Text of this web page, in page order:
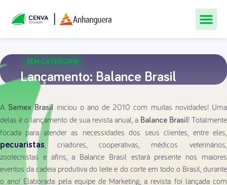
SEM CATEGORIA
Lançamento: Balance Brasil
ASemex Brasil iniciou o ano de 2010 com muitas novidades! Uma
delas é o lançamento de sua revista anual, a Balance Brasil! Totalmente
focada para atender as necessidades dos seus clientes, entre eles,
pecuaristas, criadores, cooperativas, médicos veterinários,
zootecnistas e afins, a Balance Brasil estará presente nos maiores
eventos da cadeia produtiva do leite e do corte em todo o Brasil, durante
o ano! Elaborada pela equipe de Marketing, a revista foi lançada com